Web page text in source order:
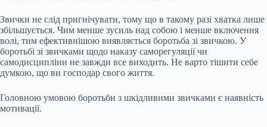
Звички не слід пригнічувати, тому що в такому разі хватка лише
збільшується. Чим менше зусиль над собою і менше включення
волі, тим ефективнішою виявляється боротьба зі звичкою. У
боротьбі зі звичками щодо наказу саморегуляції чи
самодисципліни не завжди все виходить. Не варто тішити себе
думкою, що ви господар свого життя.
Головною умовою боротьби з шкідливими звичками є наявність
мотивації.